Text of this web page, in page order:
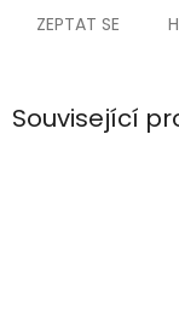
ZEPTAT SE
Související